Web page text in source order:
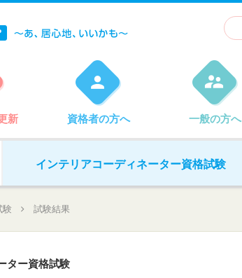
新 資格者の方へ 一般の方へ
インテリアコーディネーター資格試験
験 試験結果
ター資格試験